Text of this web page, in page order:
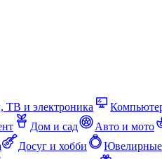
ТВ и электроника
Дом и сад Авто и мото
Досуг и хобби